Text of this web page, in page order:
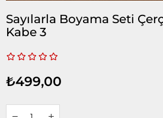
Sayılarla Boyama Seti
Kabe 3
₺499,00